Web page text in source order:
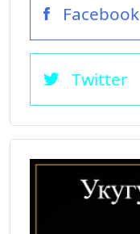
Facebook
Twitter